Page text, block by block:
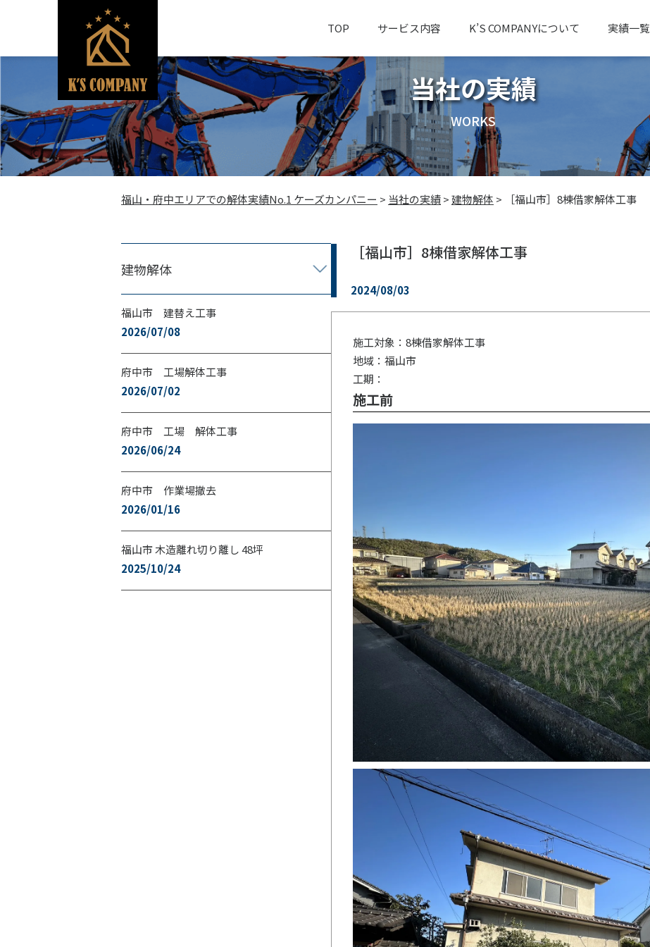
TOP サービス内容 K’S COMPANYについて 実績一覧
当社の実績
WORKS
福山・府中エリアでの解体実績No.1 ケーズカンパニー > 当社の実績>建物解体 > ［福山市］8棟借家解体工事
建物解体
福山市 建替え工事
2026/07/08
府中市 工場解体工事
2026/07/02
府中市 工場 解体工事
2026/06/24
府中市 作業場撤去
2026/01/16
福山市 木造離れ切り離し 48坪
2025/10/24
［福山市］8棟借家解体工事
2024/08/03
施工対象：8棟借家解体工事
地域：福山市
工期：
施工前